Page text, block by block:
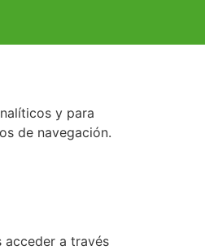
y para
de navegación.
acceder a través